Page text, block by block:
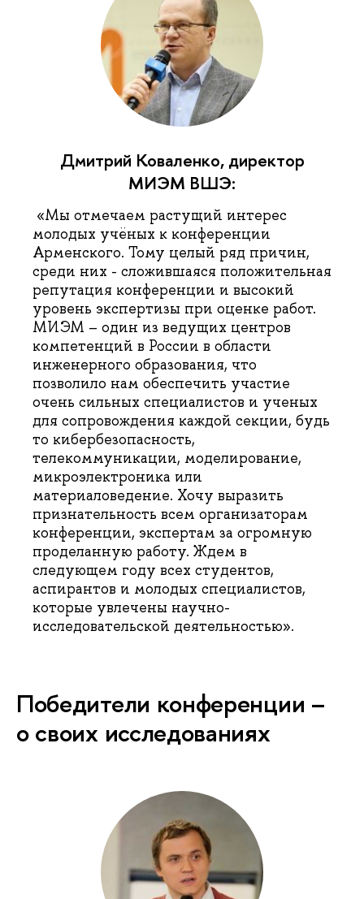
Дмитрий Коваленко, директор
МИЭМ ВШЭ:
«Мы отмечаем растущий интерес
молодых учёных к конференции
Арменского. Тому целый ряд причин,
среди них - сложившаяся положительная
репутация конференции и высокий
уровень экспертизы при оценке работ.
МИЭМ – один из ведущих центров
компетенций в России в области
инженерного образования, что
позволило нам обеспечить участие
очень сильных специалистов и ученых
для сопровождения каждой секции, будь
то кибербезопасность,
телекоммуникации, моделирование,
микроэлектроника или
материаловедение. Хочу выразить
признательность всем организаторам
конференции, экспертам за огромную
проделанную работу. Ждем в
следующем году всех студентов,
аспирантов и молодых специалистов,
которые увлечены научно-
исследовательской деятельностью».
Победители конференции –
о своих исследованиях